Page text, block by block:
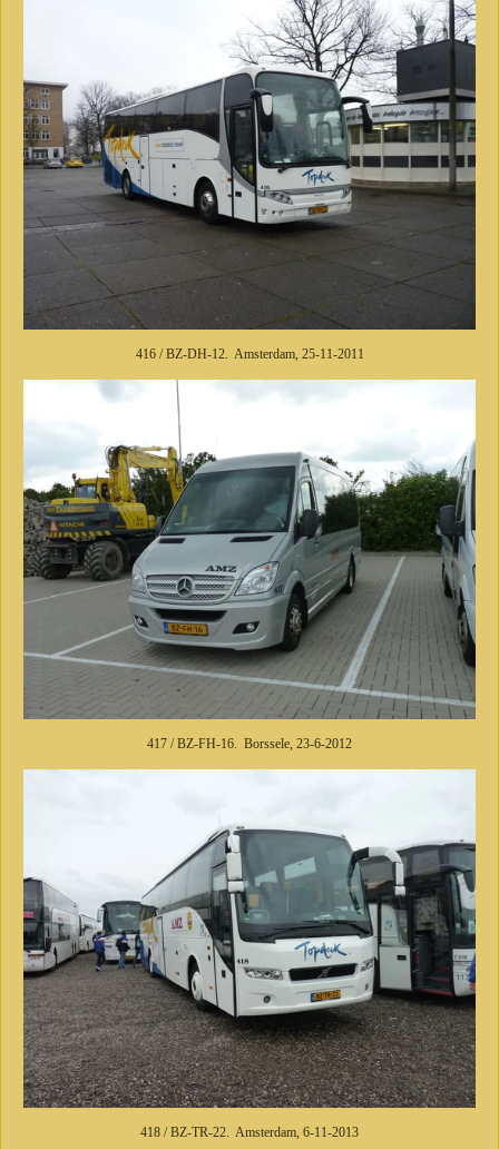
416 / BZ-DH-12. Amsterdam, 25-11-2011
417 / BZ-FH-16. Borssele, 23-6-2012
418 / BZ-TR-22. Amsterdam, 6-11-2013